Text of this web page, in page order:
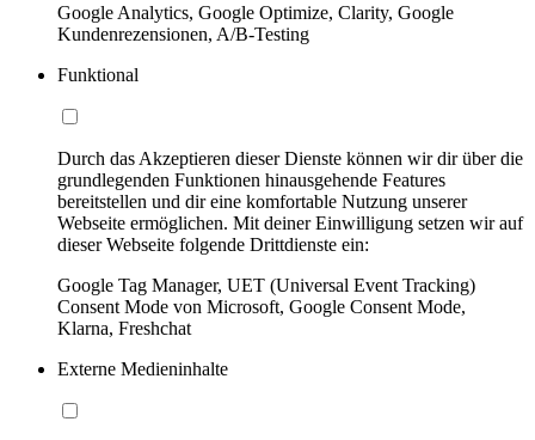
Google Analytics, Google Optimize, Clarity, Google
Kundenrezensionen, A/B-Testing
Funktional
Durch das Akzeptieren dieser Dienste können wir dir über die
grundlegenden Funktionen hinausgehende Features
bereitstellen und dir eine komfortable Nutzung unserer
Webseite ermöglichen. Mit deiner Einwilligung setzen wir auf
dieser Webseite folgende Drittdienste ein:
Google Tag Manager, UET (Universal Event Tracking)
Consent Mode von Microsoft, Google Consent Mode,
Klarna, Freshchat
Externe Medieninhalte